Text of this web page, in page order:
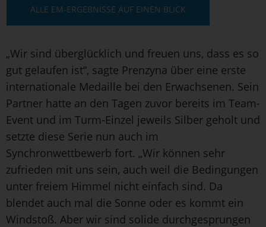
ALLE EM-ERGEBNISSE AUF EINEN BLICK
„Wir sind überglücklich und freuen uns, dass es so
gut gelaufen ist“, sagte Prenzyna über eine erste
internationale Medaille bei den Erwachsenen. Sein
Partner hatte an den Tagen zuvor bereits im Team-
Event und im Turm-Einzel jeweils Silber geholt und
setzte diese Serie nun auch im
Synchronwettbewerb fort. „Wir können sehr
zufrieden mit uns sein, auch weil die Bedingungen
unter freiem Himmel nicht einfach sind. Da
blendet auch mal die Sonne oder es kommt ein
Windstoß. Aber wir sind solide durchgesprungen